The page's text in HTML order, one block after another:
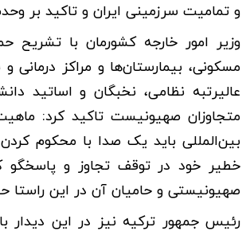
و تمامیت سرزمینی ایران و تاکید بر
وزیر امور خارجه کشورمان با
مسکونی، بیمارستان‌ها و مراکز
عالیرتبه نظامی، نخبگان و اساتید
متجاوزان صهیونیست تاکید کرد:
بین‌المللی باید یک صدا با محکوم
خطیر خود در توقف تجاوز و پاسخگو
صهیونیستی و حامیان آن در این راستا
رئیس جمهور ترکیه نیز در این دیدار